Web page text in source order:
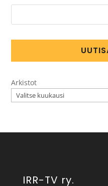
Arkistot
IRR-TV ry.